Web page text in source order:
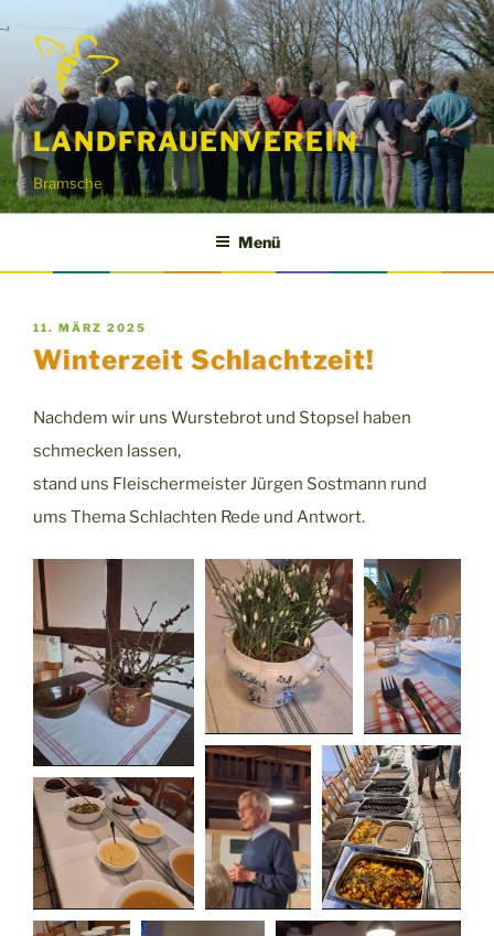
Inhalt
springen
LANDFRAUENVEREIN
Bramsche
Menü
VERÖFFENTLICHT
AM
11. MÄRZ 2025
Winterzeit Schlachtzeit!
Nachdem wir uns Wurstebrot und Stopsel haben
schmecken lassen,
stand uns Fleischermeister Jürgen Sostmann rund
ums Thema Schlachten Rede und Antwort.